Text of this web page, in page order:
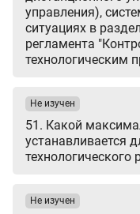
управления),
ситуациях в
регламента
технологическим
51. Какой
устанавливается
технологического
Не изучен
Не изучен